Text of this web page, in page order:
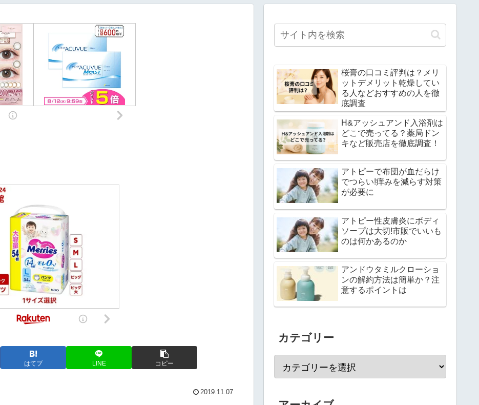
はてブ LINE コピー
2019.11.07
桜膏の口コミ評判は？メリ
ットデメリット乾燥してい
る人などおすすめの人を徹
底調査
H&アッシュアンド入浴剤は
どこで売ってる？薬局ドン
キなど販売店を徹底調査！
アトピーで布団が血だらけ
でつらい!痒みを減らす対策
が必要に
アトピー性皮膚炎にボディ
ソープは大切!市販でいいも
のは何かあるのか
アンドウタミルクローショ
ンの解約方法は簡単か？注
意するポイントは
カテゴリー